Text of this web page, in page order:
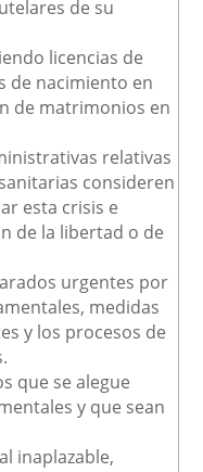
de su
licencias de
de nacimiento en
de matrimonios en
relativas
consideren
esta crisis e
de la libertad o de
urgentes por
medidas
y los procesos de
que se alegue
y que sean
inaplazable,